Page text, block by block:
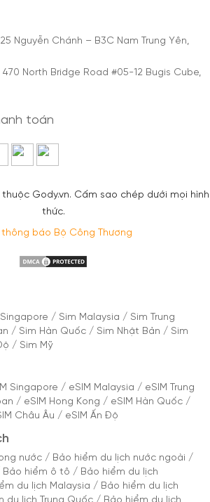
Nguyễn Chánh – B3C Nam Trung Yên,
North Bridge Road #05-12 Bugis Cube,
toán
Gody.vn. Cấm sao chép dưới mọi hình
thức.
/ Sim Malaysia / Sim Trung
/ Sim Hàn Quốc / Sim Nhật Bản / Sim
/ Sim Mỹ
Singapore / eSIM Malaysia / eSIM Trung
/ eSIM Hong Kong / eSIM Hàn Quốc /
Châu Âu / eSIM Ấn Độ
nước / Bảo hiểm du lịch nước ngoài /
Bảo hiểm ô tô / Bảo hiểm du lịch
du lịch Malaysia / Bảo hiểm du lịch